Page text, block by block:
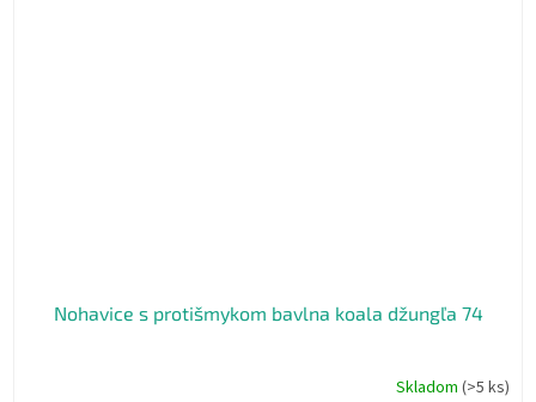
Nohavice s protišmykom bavlna koala džungľa 74
Skladom (>5 ks)